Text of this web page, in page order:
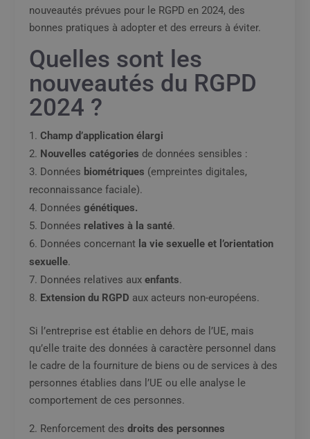
nouveautés prévues pour le RGPD en 2024, des
bonnes pratiques à adopter et des erreurs à éviter.
Quelles sont les
nouveautés du RGPD
2024 ?
Champ d’application élargi
Nouvelles catégories de données sensibles :
Données biométriques (empreintes digitales,
reconnaissance faciale).
Donnéesgénétiques.
Données relatives à la santé.
Données concernant la vie sexuelle et l’orientation
sexuelle.
Données relatives auxenfants.
Extension du RGPD aux acteurs non-européens.
Si l’entreprise est établie en dehors de l’UE, mais
qu’elle traite des données à caractère personnel dans
le cadre de la fourniture de biens ou de services à des
personnes établies dans l’UE ou elle analyse le
comportement de ces personnes.
Renforcement desdroits des personnes